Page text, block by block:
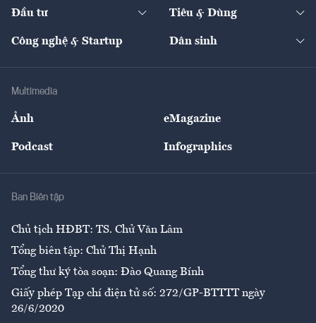
Quản trị số
Tư vấn
Thị trường
Nông sản
The Guide
Đầu tư Tiêu & Dùng
Giải trí
Công nghệ & Startup Dân sinh
Multimedia
Ảnh eMagazine
Podcast Infographics
Ban Biên tập
Chủ tịch HĐBT: TS. Chử Văn Lâm
Tổng biên tập: Chử Thị Hạnh
Tổng thư ký tòa soạn: Đào Quang Bính
Giấy phép Tạp chí điện tử số: 272/GP-BTTTT ngày
26/6/2020